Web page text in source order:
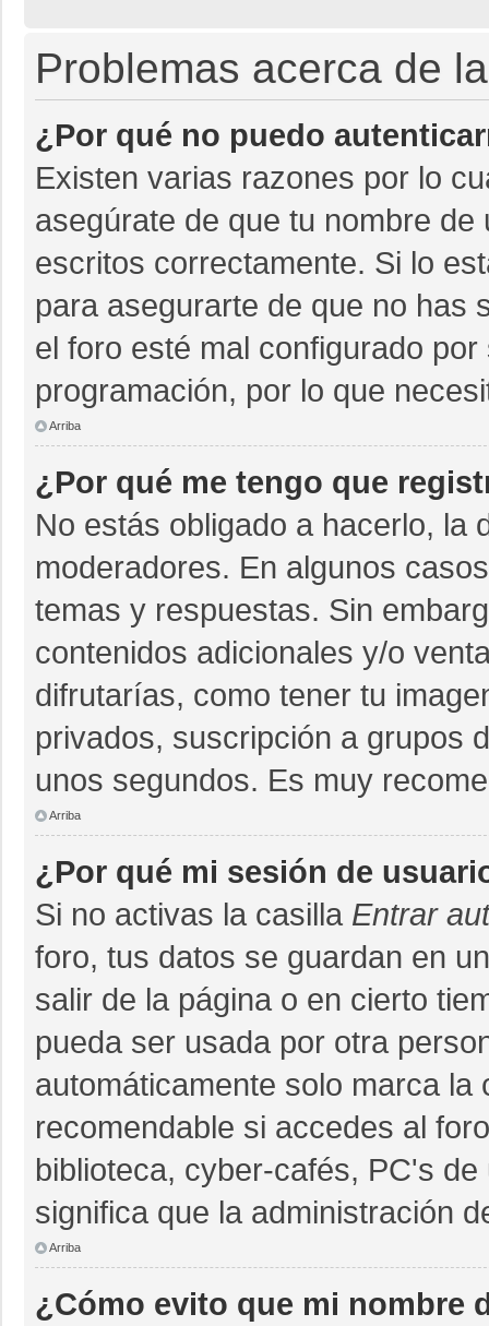
Problemas acerca de
¿Por qué no puedo
Existen varias razones por lo
asegúrate de que tu nombre
escritos correctamente. Si lo
para asegurarte de que no has
el foro esté mal configurado
programación, por lo que
Arriba
¿Por qué me tengo que
No estás obligado a hacerlo, la
moderadores. En algunos
temas y respuestas. Sin
contenidos adicionales y/o
difrutarías, como tener tu
privados, suscripción a grupos
unos segundos. Es muy
Arriba
¿Por qué mi sesión de
Si no activas la casilla Entrar
foro, tus datos se guardan en
salir de la página o en cierto
pueda ser usada por otra
automáticamente solo marca la
recomendable si accedes al
biblioteca, cyber-cafés, PC's
significa que la administración
Arriba
¿Cómo evito que mi nombre